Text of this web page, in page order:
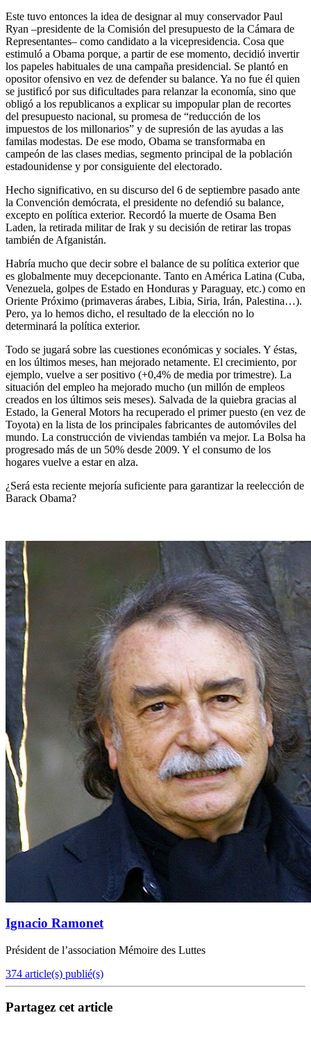
Este tuvo entonces la idea de designar al muy conservador Paul
Ryan –presidente de la ­Comisión del presupuesto de la Cámara de
Representantes– ­como candidato a la vicepresidencia. Cosa que
estimuló a Obama porque, a partir de ese momento, decidió invertir
los papeles habituales de una campaña presidencial. Se plantó en
opositor ofensivo en vez de defender su balance. Ya no fue él quien
se justificó por sus dificultades para relanzar la economía, sino que
obligó a los republicanos a explicar su impopular plan de recortes
del presupuesto nacional, su promesa de “reducción de los
impuestos de los millonarios” y de supresión de las ayudas a las
familas modestas. De ese modo, Obama se transformaba en
campeón de las clases medias, segmento principal de la población
estadounidense y por consiguiente del electorado.
Hecho significativo, en su discurso del 6 de septiembre pasado ante
la Convención demócrata, el presidente no defendió su balance,
excepto en política exterior. Recordó la muerte de Osama Ben
Laden, la retirada militar de Irak y su decisión de retirar las tropas
también de Afganistán.
Habría mucho que decir sobre el balance de su política exterior que
es globalmente muy decepcionante. Tanto en América Latina (Cuba,
Venezuela, golpes de Estado en Honduras y Paraguay, etc.) como en
Oriente Próximo (primaveras árabes, Libia, Siria, Irán, Palestina…).
Pero, ya lo hemos dicho, el resultado de la elección no lo
determinará la política exterior.
Todo se jugará sobre las cuestiones económicas y sociales. Y éstas,
en los últimos meses, han mejorado netamente. El crecimiento, por
ejemplo, vuelve a ser positivo (+0,4% de media por trimestre). La
situación del empleo ha mejorado mucho (un millón de empleos
creados en los últimos seis ­meses). Salvada de la quiebra gracias al
Estado, la General Motors ha recuperado el primer puesto (en vez de
Toyota) en la lista de los principales fabricantes de automóviles del
mundo. La construcción de viviendas también va mejor. La Bolsa ha
progresado más de un 50% desde 2009. Y el consumo de los
hogares vuelve a estar en alza.
¿Será esta reciente mejoría suficiente para garantizar la reelección de
Barack Obama?
Ignacio Ramonet
Président de l’association Mémoire des Luttes
374 article(s) publié(s)
Partagez cet article